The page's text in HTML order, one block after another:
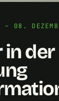
– 08.
der